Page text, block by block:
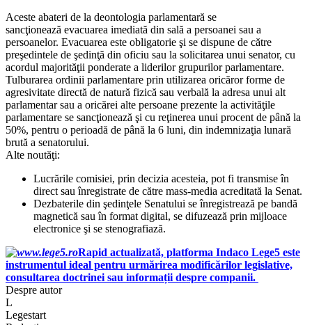
Aceste abateri de la deontologia parlamentară se
sancţionează evacuarea imediată din sală a persoanei sau a
persoanelor. Evacuarea este obligatorie şi se dispune de către
preşedintele de şedinţă din oficiu sau la solicitarea unui senator, cu
acordul majorităţii ponderate a liderilor grupurilor parlamentare.
Tulburarea ordinii parlamentare prin utilizarea oricăror forme de
agresivitate directă de natură fizică sau verbală la adresa unui alt
parlamentar sau a oricărei alte persoane prezente la activităţile
parlamentare se sancţionează şi cu reţinerea unui procent de până la
50%, pentru o perioadă de până la 6 luni, din indemnizaţia lunară
brută a senatorului.
Alte noutăţi:
Lucrările comisiei, prin decizia acesteia, pot fi transmise în
direct sau înregistrate de către mass-media acreditată la Senat.
Dezbaterile din şedinţele Senatului se înregistrează pe bandă
magnetică sau în format digital, se difuzează prin mijloace
electronice şi se stenografiază.
Rapid actualizată, platforma Indaco Lege5 este
instrumentul ideal pentru urmărirea modificărilor legislative,
consultarea doctrinei sau informații despre companii.
Despre autor
L
Legestart